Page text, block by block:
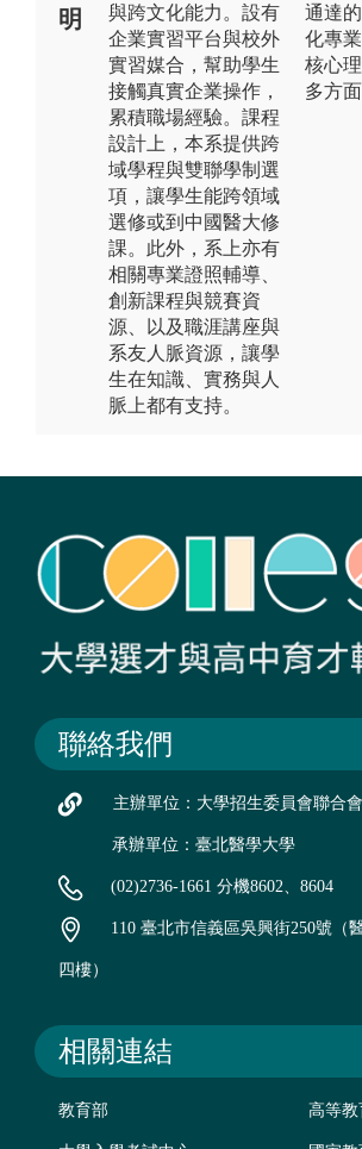
明
與跨文化能力。設有
企業實習平台與校外
實習媒合，幫助學生
接觸真實企業操作，
累積職場經驗。課程
設計上，本系提供跨
域學程與雙聯學制選
項，讓學生能跨領域
選修或到中國醫大修
課。此外，系上亦有
相關專業證照輔導、
創新課程與競賽資
源、以及職涯講座與
系友人脈資源，讓學
生在知識、實務與人
脈上都有支持。
通達
化專
核心
多方
聯絡我們
主辦單位：大學招生委員會聯合會
承辦單位：臺北醫學大學
(02)2736-1661 分機8602、8604
110 臺北市信義區吳興街250號（
四樓）
相關連結
教育部 高等教